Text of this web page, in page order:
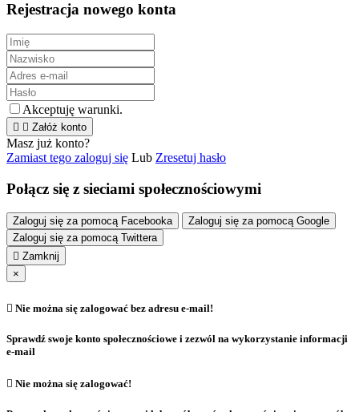
Rejestracja nowego konta
Akceptuję warunki.
  Załóż konto
Masz już konto?
Zamiast tego zaloguj się Lub Zresetuj hasło
Połącz się z sieciami społecznościowymi
Zaloguj się za pomocą Facebooka
Zaloguj się za pomocą Google
Zaloguj się za pomocą Twittera
 Zamknij
×
 Nie można się zalogować bez adresu e-mail!
Sprawdź swoje konto społecznościowe i zezwól na wykorzystanie informacji
e-mail
 Nie można się zalogować!